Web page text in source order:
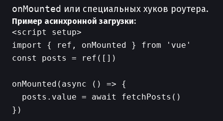
onMounted или специальных хуков роутера.
Пример асинхронной загрузки:
<script setup>
import { ref, onMounted } from 'vue'
const posts = ref([])
onMounted(async () => {
  posts.value = await fetchPosts()
})